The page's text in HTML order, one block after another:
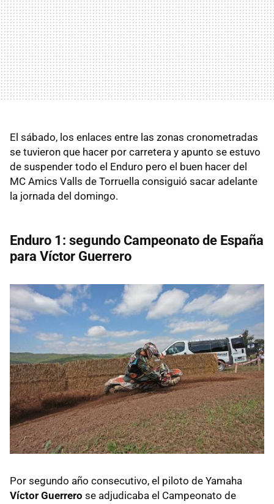
El sábado, los enlaces entre las zonas cronometradas
se tuvieron que hacer por carretera y apunto se estuvo
de suspender todo el Enduro pero el buen hacer del
MC Amics Valls de Torruella consiguió sacar adelante
la jornada del domingo.
Enduro 1: segundo Campeonato de España
para Víctor Guerrero
Por segundo año consecutivo, el piloto de Yamaha
Víctor Guerrero se adjudicaba el Campeonato de